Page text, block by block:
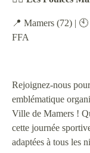
📍 Mamers (72) |
FFA
Rejoignez-nous
emblématique
Ville de Mamers !
cette journée
adaptées à tous les